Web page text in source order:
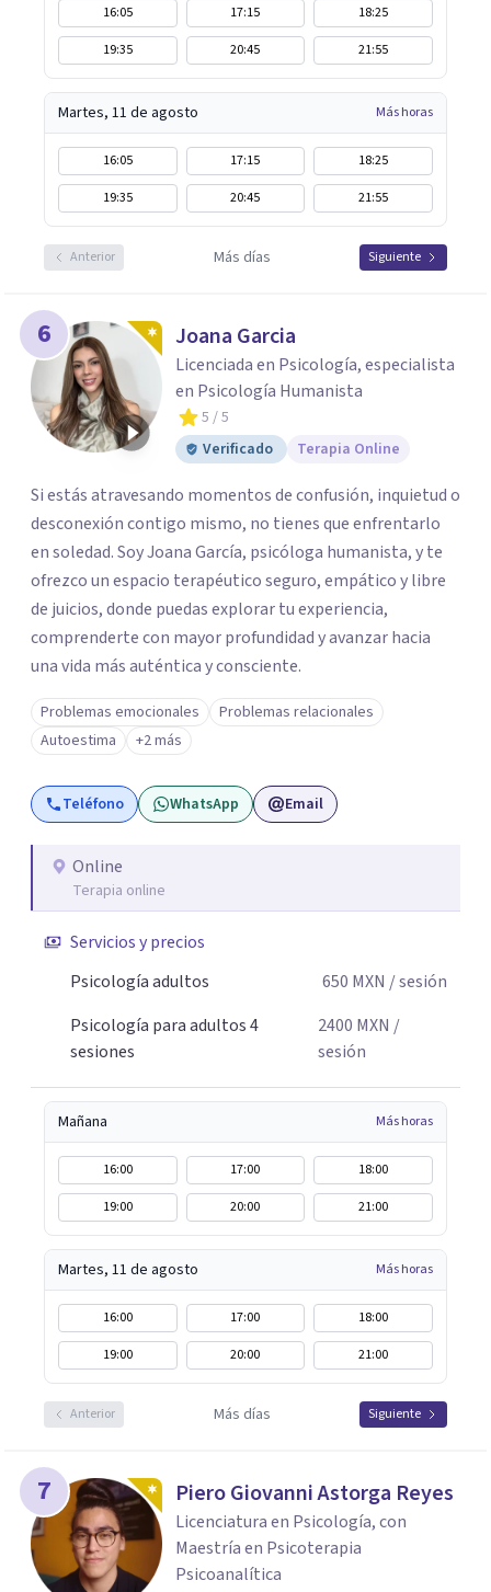
16:05 17:15
18:25
19:35
20:45 21:55
Martes, 11 de agosto Más horas
16:05 17:15
18:25
19:35
20:45 21:55
Anterior Más días Siguiente
6 Joana Garcia
Licenciada en Psicología, especialista
en Psicología Humanista
5 / 5
Verificado
Terapia Online
Si estás atravesando momentos de confusión, inquietud o
desconexión contigo mismo, no tienes que enfrentarlo
en soledad. Soy Joana García, psicóloga humanista, y te
ofrezco un espacio terapéutico seguro, empático y libre
de juicios, donde puedas explorar tu experiencia,
comprenderte con mayor profundidad y avanzar hacia
una vida más auténtica y consciente.
Problemas emocionales
Problemas relacionales
Autoestima
+2 más
Teléfono WhatsApp Email
Online
Terapia online
Servicios y precios
Psicología adultos
650 MXN / sesión
Psicología para adultos 4
sesiones
2400 MXN /
sesión
Mañana Más horas
16:00 17:00
18:00
19:00
20:00 21:00
Martes, 11 de agosto Más horas
16:00 17:00
18:00
19:00
20:00 21:00
Anterior Más días Siguiente
7 Piero Giovanni Astorga Reyes
Licenciatura en Psicología, con
Maestría en Psicoterapia
Psicoanalítica